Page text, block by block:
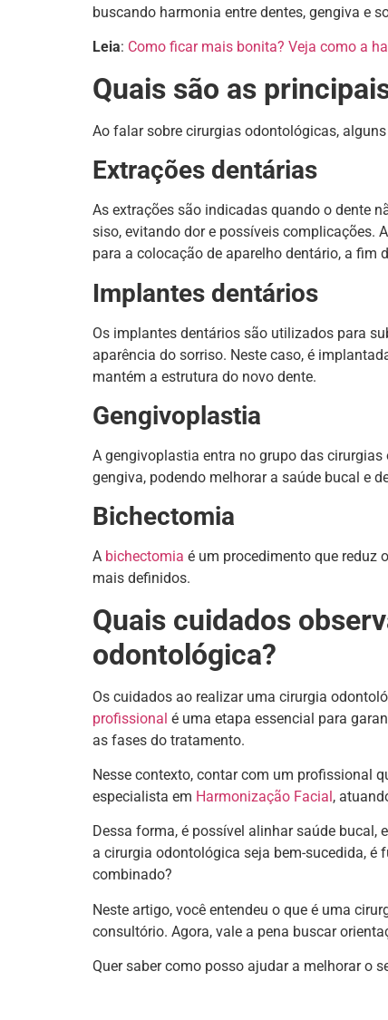
buscando harmonia entre dentes, gengiva e
Leia: Como ficar mais bonita? Veja como a
Quais são as
Ao falar sobre cirurgias odontológicas,
Extrações dentárias
As extrações são indicadas quando o dente
siso, evitando dor e possíveis complicações.
para a colocação de aparelho dentário, a fim
Implantes dentários
Os implantes dentários são utilizados para
aparência do sorriso. Neste caso, é
mantém a estrutura do novo dente.
Gengivoplastia
A gengivoplastia entra no grupo das
gengiva, podendo melhorar a saúde bucal e
Bichectomia
A bichectomia é um procedimento que reduz
mais definidos.
Quais cuidados
odontológica?
Os cuidados ao realizar uma cirurgia
profissional é uma etapa essencial para
as fases do tratamento.
Nesse contexto, contar com um profissional
especialista em Harmonização Facial,
Dessa forma, é possível alinhar saúde
a cirurgia odontológica seja bem-sucedida,
combinado?
Neste artigo, você entendeu o que é uma
consultório. Agora, vale a pena buscar
Quer saber como posso ajudar a melhorar o